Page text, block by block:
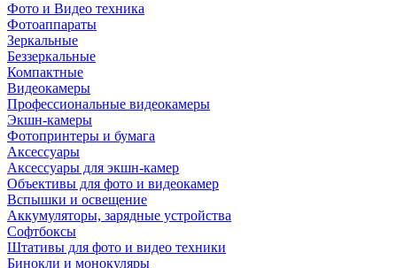
Фото и Видео техника
Фотоаппараты
Зеркальные
Беззеркальные
Компактные
Видеокамеры
Профессиональные видеокамеры
Экшн-камеры
Фотопринтеры и бумага
Аксессуары
Аксессуары для экшн-камер
Объективы для фото и видеокамер
Вспышки и освещение
Аккумуляторы, зарядные устройства
Софтбоксы
Штативы для фото и видео техники
Бинокли и монокуляры